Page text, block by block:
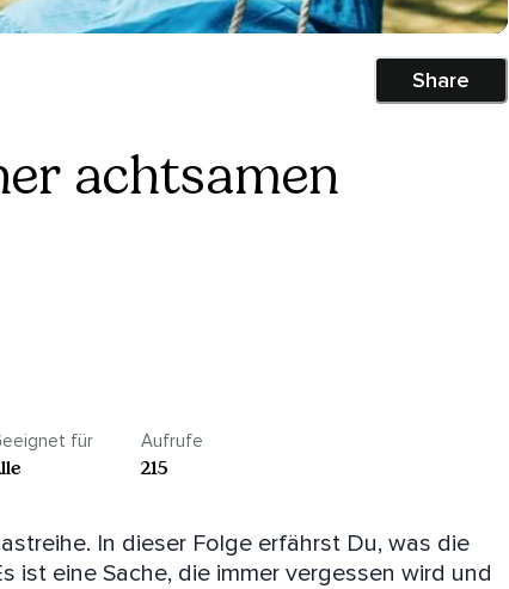
Share
achtsamen
für Aufrufe
215
In dieser Folge erfährst Du, was die
eine Sache, die immer vergessen wird und